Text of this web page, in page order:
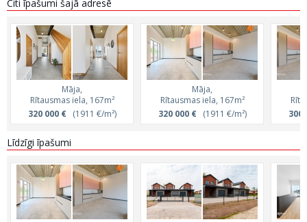
Citi īpašumi šajā adresē
Māja,
Rītausmas iela, 167m²
320 000 €(1911 €/m²)
Māja,
Rītausmas iela, 167m²
320 000 €(1911 €/m²)
300
Līdzīgi īpašumi